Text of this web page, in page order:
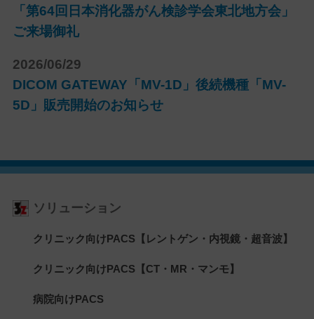
「第64回日本消化器がん検診学会東北地方会」
ご来場御礼
2026/06/29
DICOM GATEWAY「MV-1D」後続機種「MV-
5D」販売開始のお知らせ
ソリューション
クリニック向けPACS【レントゲン・内視鏡・超音波】
クリニック向けPACS【CT・MR・マンモ】
病院向けPACS